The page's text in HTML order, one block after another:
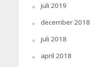
juli 2019
december 2018
juli 2018
april 2018